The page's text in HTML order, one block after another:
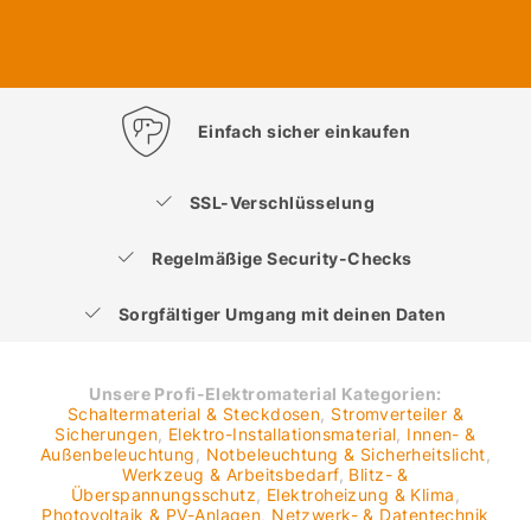
Einfach sicher einkaufen
SSL-Verschlüsselung
Regelmäßige Security-Checks
Sorgfältiger Umgang mit deinen Daten
Unsere Profi-Elektromaterial Kategorien:
Schaltermaterial & Steckdosen Stromverteiler &
Sicherungen Elektro-Installationsmaterial Innen- &
Außenbeleuchtung
Notbeleuchtung & Sicherheitslicht
Werkzeug & Arbeitsbedarf, Blitz- &
Überspannungsschutz
Elektroheizung & Klima
Photovoltaik & PV-Anlagen Netzwerk- & Datentechnik